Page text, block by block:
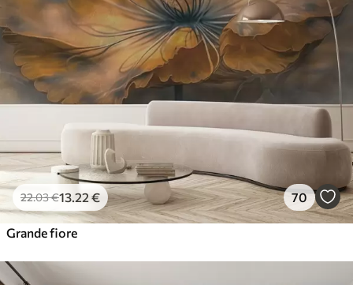
22.03€13 .22 € 70
Grande fiore